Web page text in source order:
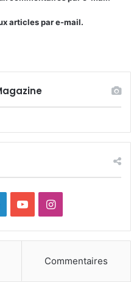
articles par e-mail.
YouTubeInstagram
Commentaires